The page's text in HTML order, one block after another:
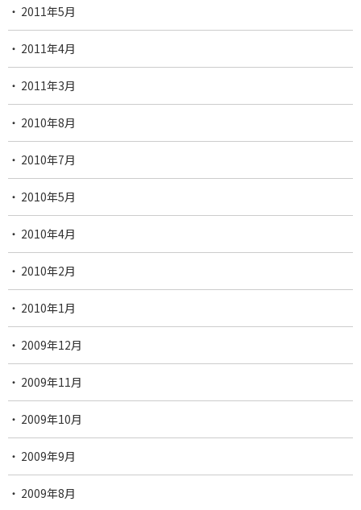
2011年5月
2011年4月
2011年3月
2010年8月
2010年7月
2010年5月
2010年4月
2010年2月
2010年1月
2009年12月
2009年11月
2009年10月
2009年9月
2009年8月